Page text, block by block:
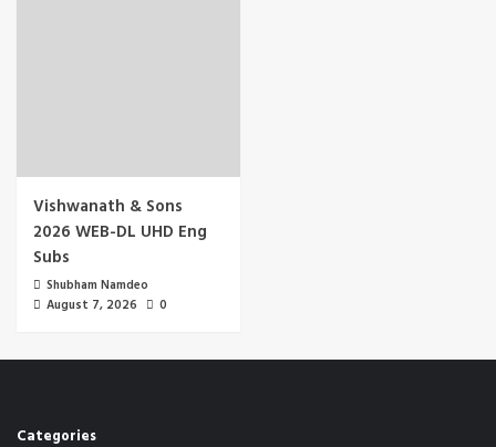
Vishwanath & Sons
2026 WEB-DL UHD Eng
Subs
Shubham Namdeo
August 7, 2026
0
Categories